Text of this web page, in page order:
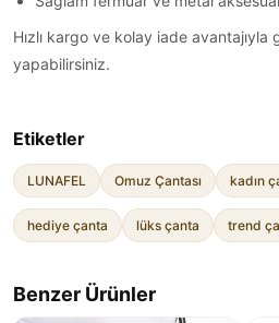
Hızlı kargo ve kolay iade avantajıyla
yapabilirsiniz.
Etiketler
LUNAFEL Omuz Çantası kadın
hediye çanta lüks çanta trend
Benzer Ürünler